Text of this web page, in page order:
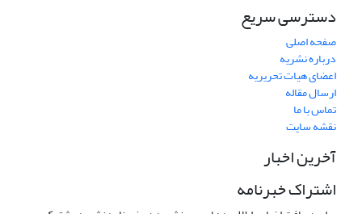
دسترسی سریع
صفحه اصلی
درباره نشریه
اعضای هیات تحریریه
ارسال مقاله
تماس با ما
نقشه سایت
آخرین اخبار
اشتراک خبرنامه